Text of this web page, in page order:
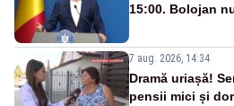
15:00. Bolojan
7 aug. 2026, 14:34
Dramă uriașă!
pensii mici și